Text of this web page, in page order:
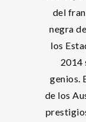
del
negra
los
2014
genios.
de los